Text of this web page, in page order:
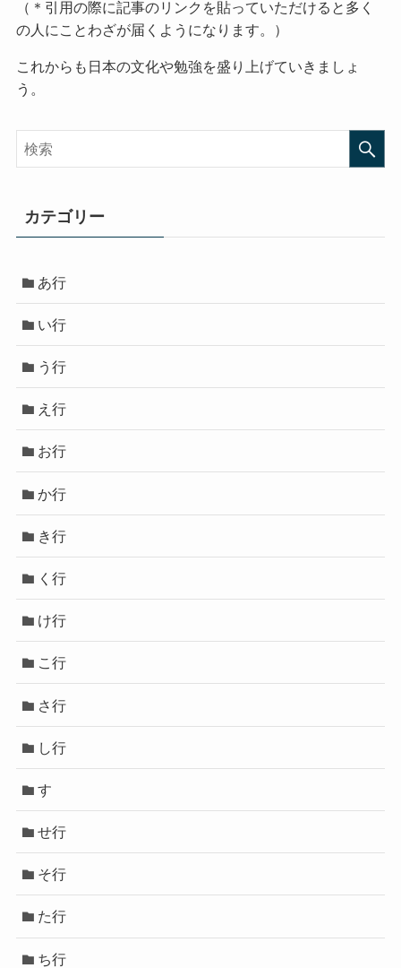
（＊引用の際に記事のリンクを貼っていただけると多く
の人にことわざが届くようになります。）
これからも日本の文化や勉強を盛り上げていきましょ
う。
カテゴリー
あ行
い行
う行
え行
お行
か行
き行
く行
け行
こ行
さ行
し行
す
せ行
そ行
た行
ち行